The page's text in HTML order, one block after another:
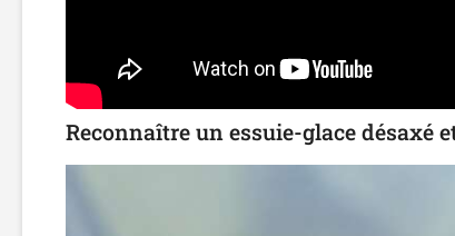
Reconnaître un essuie-glace désaxé